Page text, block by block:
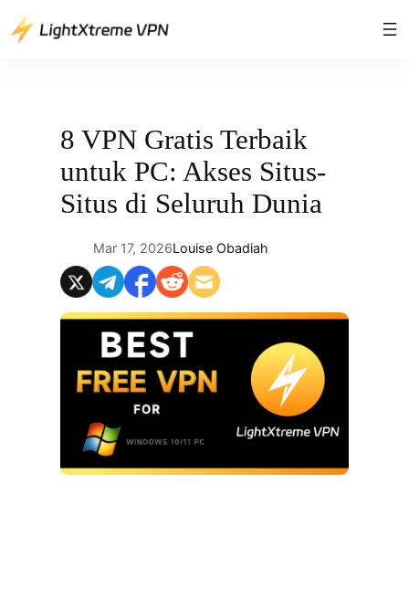
Lewati
ke
8 VPN Gratis Terbaik
untuk PC: Akses Situs-
Situs di Seluruh Dunia
Mar 17, 2026Louise Obadiah